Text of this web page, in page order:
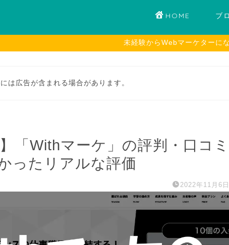
HOME ブ
未経験からWebマーケターに
は広告が含まれる場合があります。
】「Withマーケ」の評判・口コ
ったリアルな評価
2022年11月6日